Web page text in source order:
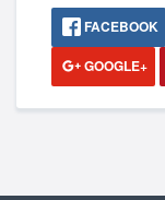
FACEBOOK
GOOGLE+